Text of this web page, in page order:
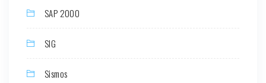
SAP 2000
SIG
Sismos